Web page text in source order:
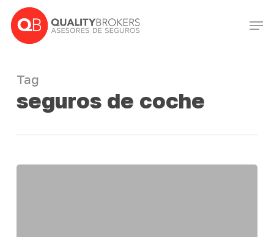
main
Tag
seguros de coche